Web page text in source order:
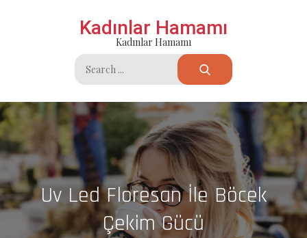
Kadınlar Hamamı
Kadınlar Hamamı
Search
for:
Uv Led Floresan İle Böcek
Çekim Gücü